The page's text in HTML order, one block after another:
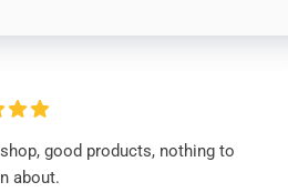
good products, nothing to
about.